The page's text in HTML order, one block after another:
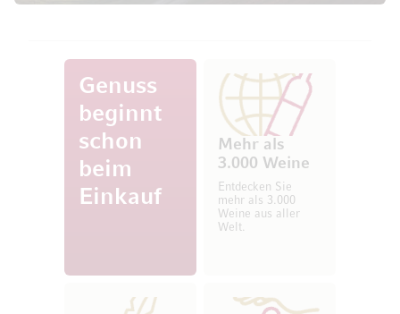
Genuss
beginnt
schon
beim
Einkauf
Mehr als
3.000 Weine
Entdecken Sie
mehr als 3.000
Weine aus aller
Welt.